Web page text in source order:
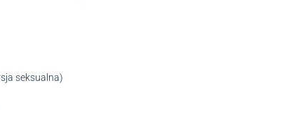
seksualna)